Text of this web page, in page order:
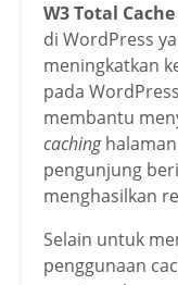
W3 Total Cache
di WordPress
meningkatkan
pada
membantu
caching
pengunjung
menghasilkan
Selain untuk
penggunaan